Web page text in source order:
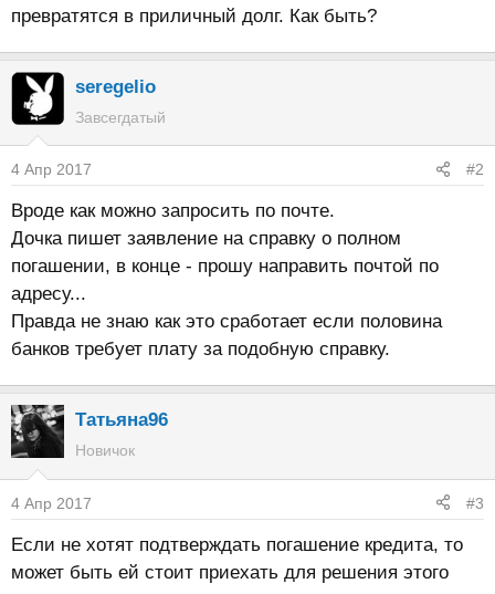
превратятся в приличный долг. Как быть?
seregelio
Завсегдатый
4 Апр 2017 #2
Вроде как можно запросить по почте.
Дочка пишет заявление на справку о полном
погашении, в конце - прошу направить почтой по
адресу...
Правда не знаю как это сработает если половина
банков требует плату за подобную справку.
Татьяна96
Новичок
4 Апр 2017 #3
Если не хотят подтверждать погашение кредита, то
может быть ей стоит приехать для решения этого